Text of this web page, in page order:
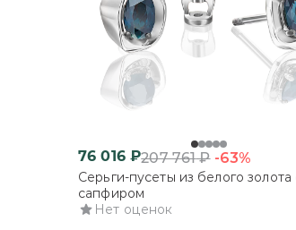
76 016₽207 761₽ -63%
Серьги-пусеты из белого золота
сапфиром
Нет оценок